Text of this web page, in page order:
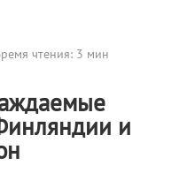
чтения: 3 мин
и